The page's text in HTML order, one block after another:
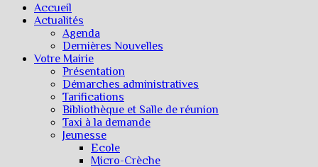
Accueil
Actualités
Agenda
Dernières Nouvelles
Votre Mairie
Présentation
Démarches administratives
Tarifications
Bibliothèque et Salle de réunion
Taxi à la demande
Jeunesse
Ecole
Micro-Crèche